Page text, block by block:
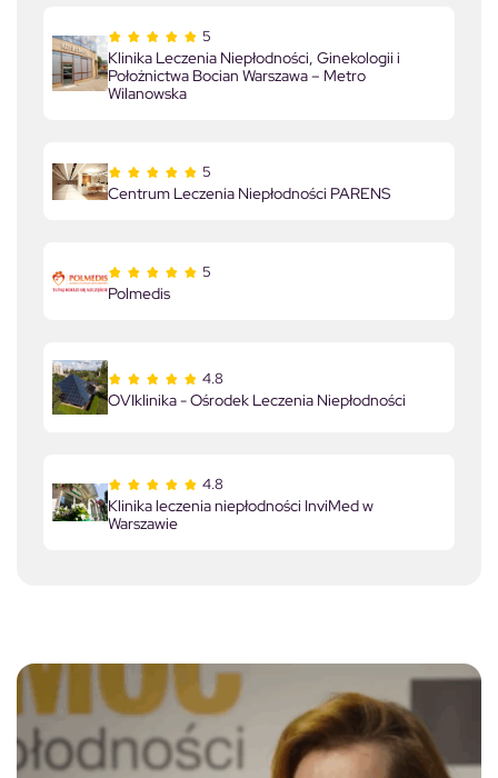
5
Klinika Leczenia Niepłodności, Ginekologii i
Położnictwa Bocian Warszawa – Metro
Wilanowska
5
Centrum Leczenia Niepłodności PARENS
5
Polmedis
4.8
OVIklinika - Ośrodek Leczenia Niepłodności
4.8
Klinika leczenia niepłodności InviMed w
Warszawie